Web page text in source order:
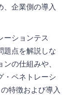
、企業側の導入
ーションテス
題点を解説しな
の仕組みや、
・ペネトレーシ
特徴および導入